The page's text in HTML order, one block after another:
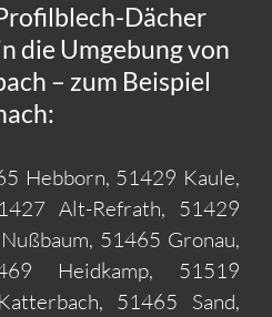
Dächer
die Umgebung von
– zum Beispiel
Hebborn, 51429 Kaule,
Alt-Refrath, 51429
51465 Gronau,
Heidkamp, 51519
51465 Sand,